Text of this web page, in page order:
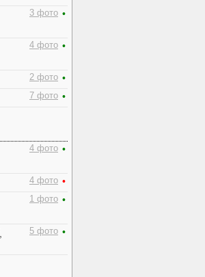
3 фото •
4 фото •
2 фото •
7 фото •
4 фото •
4 фото •
1 фото •
5 фото •